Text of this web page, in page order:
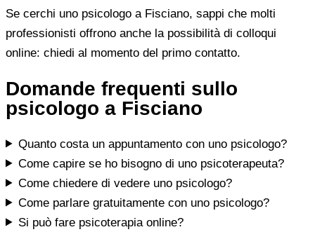
Se cerchi uno psicologo a Fisciano, sappi che molti
professionisti offrono anche la possibilità di colloqui
online: chiedi al momento del primo contatto.
Domande frequenti sullo
psicologo a Fisciano
Quanto costa un appuntamento con uno psicologo?
Come capire se ho bisogno di uno psicoterapeuta?
Come chiedere di vedere uno psicologo?
Come parlare gratuitamente con uno psicologo?
Si può fare psicoterapia online?